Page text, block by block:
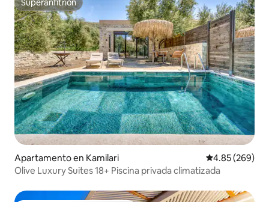
Superanfitrión
Superanfitrión
Apartamento en Kamilari Calificación
4.85 (269)
Olive Luxury Suites 18+ Piscina privada climatizada